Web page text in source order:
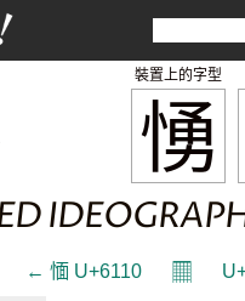
愑
裝置上的字型
← 愐 U+6110 𝄜